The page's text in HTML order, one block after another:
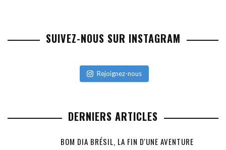
SUIVEZ-NOUS SUR INSTAGRAM
Rejoignez-nous
DERNIERS ARTICLES
BOM DIA BRÉSIL, LA FIN D'UNE AVENTURE